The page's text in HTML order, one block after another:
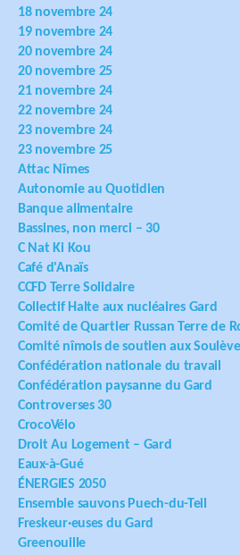
18 novembre 24
19 novembre 24
20 novembre 24
20 novembre 25
21 novembre 24
22 novembre 24
23 novembre 24
23 novembre 25
Attac Nîmes
Autonomie au Quotidien
Banque alimentaire
Bassines, non merci – 30
C Nat Ki Kou
Café d'Anaïs
CCFD Terre Solidaire
Collectif Halte aux nucléaires Gard
Comité de Quartier Russan Terre de
Comité nîmois de soutien aux
Confédération nationale du travail
Confédération paysanne du Gard
Controverses 30
CrocoVélo
Droit Au Logement – Gard
Eaux-à-Gué
ÉNERGIES 2050
Ensemble sauvons Puech-du-Teil
Freskeur·euses du Gard
Greenouille